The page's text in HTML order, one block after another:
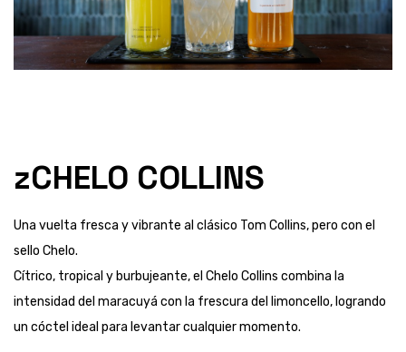
zCHELO COLLINS
Una vuelta fresca y vibrante al clásico Tom Collins, pero con el
sello Chelo.
Cítrico, tropical y burbujeante, el Chelo Collins combina la
intensidad del maracuyá con la frescura del limoncello, logrando
un cóctel ideal para levantar cualquier momento.